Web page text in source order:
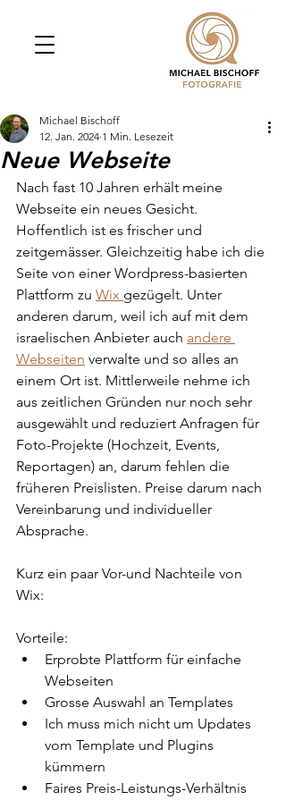
Neue Webseite
Michael Bischoff
12. Jan. 2024 1 Min. Lesezeit
Nach fast 10 Jahren erhält meine
Webseite ein neues Gesicht.
Hoffentlich ist es frischer und
zeitgemässer. Gleichzeitig habe ich die
Seite von einer Wordpress-basierten
Plattform zu Wix gezügelt. Unter
anderen darum, weil ich auf mit dem
israelischen Anbieter auch andere
Webseiten verwalte und so alles an
einem Ort ist. Mittlerweile nehme ich
aus zeitlichen Gründen nur noch sehr
ausgewählt und reduziert Anfragen für
Foto-Projekte (Hochzeit, Events,
Reportagen) an, darum fehlen die
früheren Preislisten. Preise darum nach
Vereinbarung und individueller
Absprache.
Kurz ein paar Vor-und Nachteile von
Wix:
Vorteile:
Erprobte Plattform für einfache
Webseiten
Grosse Auswahl an Templates
Ich muss mich nicht um Updates
vom Template und Plugins
kümmern
Faires Preis-Leistungs-Verhältnis